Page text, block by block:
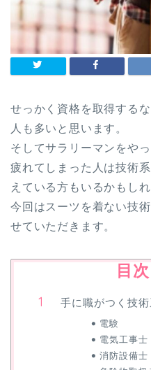
せっかく資格を取得する
人も多いと思います。
そしてサラリーマンをや
疲れてしまった人は技術
えている方もいるかもしれ
今回はスーツを着ない技
せていただきます。
目次
手に職がつく技
電験
電気工事士
消防設備士